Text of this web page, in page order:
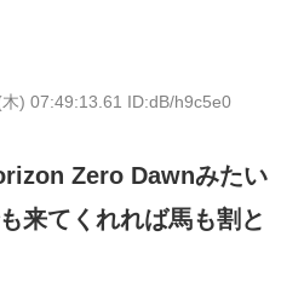
) 07:49:13.61 ID:dB/h9c5e0
Zero Dawnみたい
来てくれれば馬も割と